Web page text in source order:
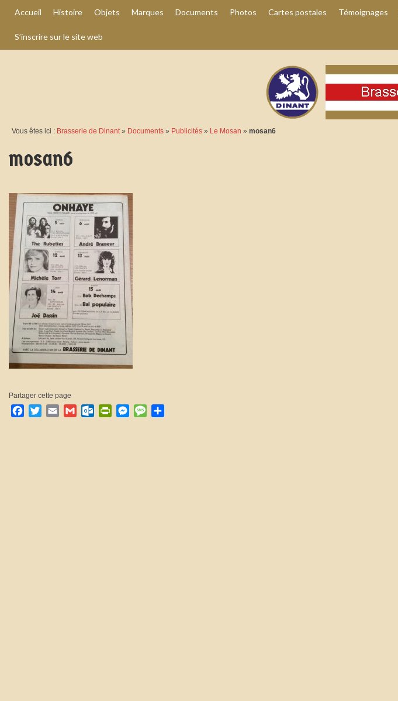
Accueil Histoire Objets Marques Documents Photos Cartes postales Témoignages
S’inscrire sur le site web
Vous êtes ici : Brasserie de Dinant» Documents » Publicités » Le Mosan » mosan6
mosan6
Partager cette page
Facebook
TwitterEmail GmailOutlook.com
PrintFriendly
Messenger
Message